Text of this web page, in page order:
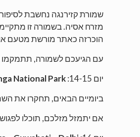
שמורת קזירנגה נחשבת
מזרח אסיה. בשמורה זו
הוכרזה כאתר מורשת מטעם
עם הגיעכם לשמורה, תתמקמו
יום 14-15:
National Park
ביומיים הבאים, תחקרו את
אם יתמזל מזלכם, תוכלו